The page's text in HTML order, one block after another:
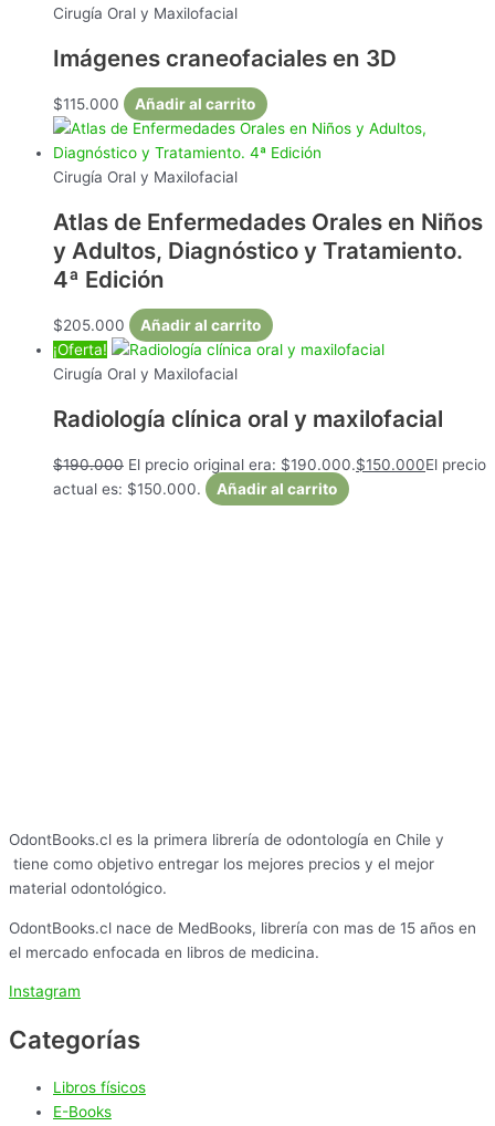
Cirugía Oral y Maxilofacial
Imágenes craneofaciales en 3D
$115.000 Añadir al carrito
Cirugía Oral y Maxilofacial
Atlas de Enfermedades Orales en Niños
y Adultos, Diagnóstico y Tratamiento.
4ª Edición
$205.000
Añadir al carrito
¡Oferta!
Cirugía Oral y Maxilofacial
Radiología clínica oral y maxilofacial
$190.000 El precio original era: $190.000.$150.000El precio
actual es: $150.000.
Añadir al carrito
OdontBooks.cl es la primera librería de odontología en Chile y
tiene como objetivo entregar los mejores precios y el mejor
material odontológico.
OdontBooks.cl nace de MedBooks, librería con mas de 15 años en
el mercado enfocada en libros de medicina.
Instagram
Categorías
Libros físicos
E-Books